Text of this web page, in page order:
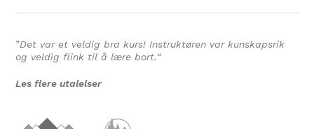
”Det var et veldig bra kurs! Instruktøren var kunskapsrik
og veldig flink til å lære bort.“
Les flere utalelser